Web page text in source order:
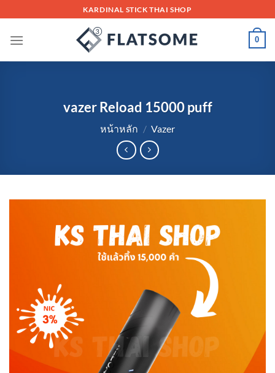
to
content
KARDINAL STICK THAI SHOP
0
vazer Reload 15000 puff
หน้าหลัก / Vazer